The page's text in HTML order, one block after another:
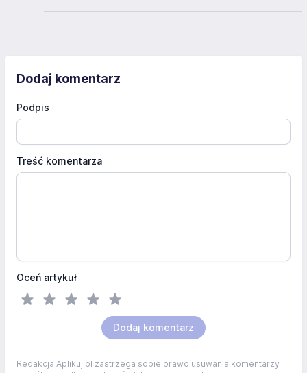
Dodaj komentarz
Podpis
Treść komentarza
Oceń artykuł
Dodaj komentarz
Redakcja Aplikuj.pl zastrzega sobie prawo usuwania komentarzy